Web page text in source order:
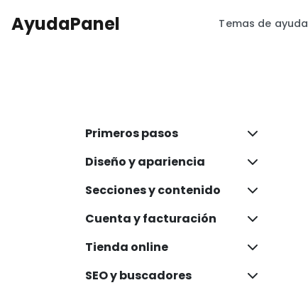
AyudaPanel Temas de ayuda
Primeros pasos
Diseño y apariencia
Secciones y contenido
Cuenta y facturación
Tienda online
SEO y buscadores